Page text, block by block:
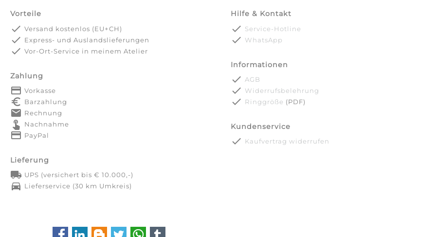
Vorteile
done Versand kostenlos (EU+CH)
done Express- und Auslandslieferungen
done Vor-Ort-Service in meinem Atelier
Zahlung
payment Vorkasse
euro_symbol Barzahlung
markunread Rechnung
touch_app Nachnahme
credit_card PayPal
Lieferung
local_shipping UPS (versichert bis € 10.000,-)
directions_car Lieferservice (30 km Umkreis)
Hilfe & Kontakt
done Service-Hotline
done WhatsApp
Informationen
done AGB
done Widerrufsbelehrung
done Ringgröße (PDF)
Kundenservice
done Kaufvertrag widerrufen